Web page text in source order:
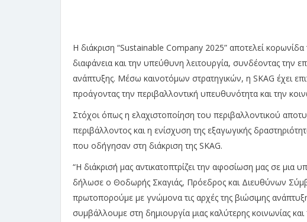
Η διάκριση “Sustainable Company 2025” αποτελεί
διαφάνεια και την υπεύθυνη λειτουργία, συνδέοντας την
ανάπτυξης. Μέσω καινοτόμων στρατηγικών, η SKAG έχει
προάγοντας την περιβαλλοντική υπευθυνότητα και την
Στόχοι όπως η ελαχιστοποίηση του περιβαλλοντικού
περιβάλλοντος και η ενίσχυση της εξαγωγικής
που οδήγησαν στη διάκριση της SKAG.
“H διάκρισή μας αντικατοπτρίζει την αφοσίωση μας σε μια
δήλωσε ο Θοδωρής Σκαγιάς, Πρόεδρος και Διευθύνων
πρωτοπορούμε με γνώμονα τις αρχές της βιώσιμης
συμβάλλουμε στη δημιουργία μιας καλύτερης κοινωνίας